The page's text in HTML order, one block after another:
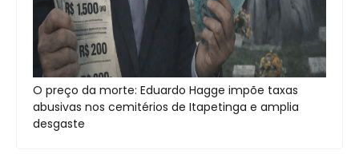
O preço da morte: Eduardo Hagge impõe taxas
abusivas nos cemitérios de Itapetinga e amplia
desgaste